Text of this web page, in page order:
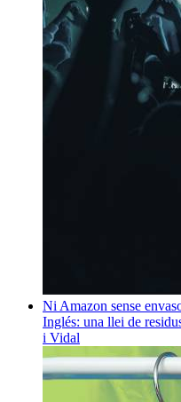
Ni Amazon sense
Inglés: una llei de
i Vidal